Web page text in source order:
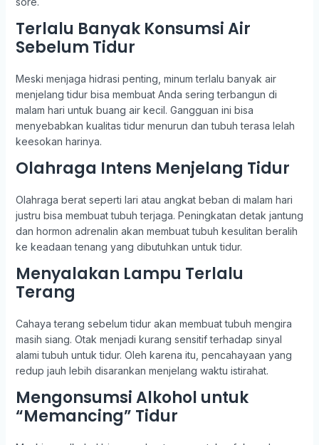
Terlalu Banyak Konsumsi Air
Sebelum Tidur
Meski menjaga hidrasi penting, minum terlalu banyak air
menjelang tidur bisa membuat Anda sering terbangun di
malam hari untuk buang air kecil. Gangguan ini bisa
menyebabkan kualitas tidur menurun dan tubuh terasa lelah
keesokan harinya.
Olahraga Intens Menjelang Tidur
Olahraga berat seperti lari atau angkat beban di malam hari
justru bisa membuat tubuh terjaga. Peningkatan detak jantung
dan hormon adrenalin akan membuat tubuh kesulitan beralih
ke keadaan tenang yang dibutuhkan untuk tidur.
Menyalakan Lampu Terlalu
Terang
Cahaya terang sebelum tidur akan membuat tubuh mengira
masih siang. Otak menjadi kurang sensitif terhadap sinyal
alami tubuh untuk tidur. Oleh karena itu, pencahayaan yang
redup jauh lebih disarankan menjelang waktu istirahat.
Mengonsumsi Alkohol untuk
“Memancing” Tidur